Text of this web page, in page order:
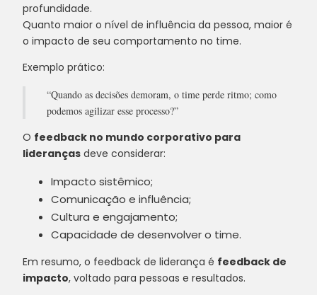
profundidade.
Quanto maior o nível de influência da pessoa, maior é
o impacto de seu comportamento no time.
Exemplo prático:
“Quando as decisões demoram, o time perde ritmo; como
podemos agilizar esse processo?”
O feedback no mundo corporativo para
lideranças deve considerar:
Impacto sistêmico;
Comunicação e influência;
Cultura e engajamento;
Capacidade de desenvolver o time.
Em resumo, o feedback de liderança é feedback de
impacto, voltado para pessoas e resultados.